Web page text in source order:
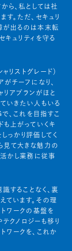
ら、私としては社
す。ただ、セキュリ
が出るのは本末転
キュリティを守る
リストグレード）
チーフになり、
リアプランがほと
いきたい人もいる
、これを目指すこ
も上がっていくキ
っかり評価してく
見て大きな魅力の
活かし業務に従事
することなく、裏
ています。その理
ワークの基盤を
クノロジーも移り
ワークを、これか